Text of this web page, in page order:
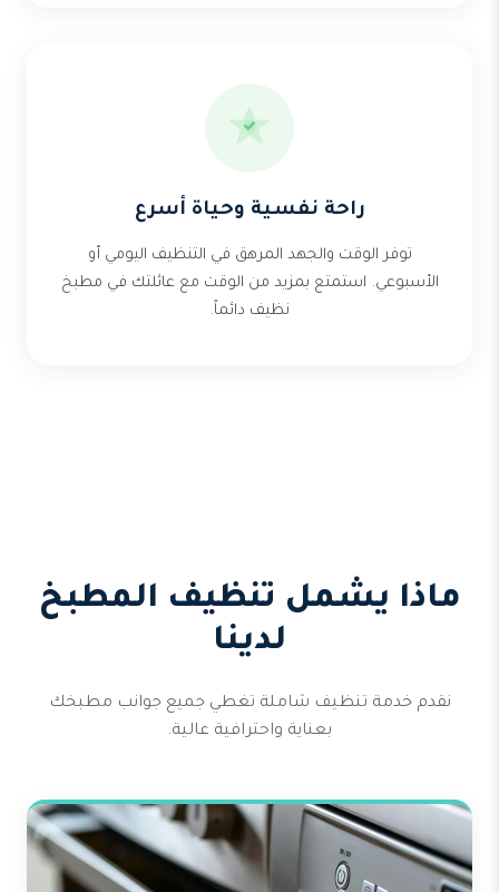
راحة نفسية وحياة أسرع
توفر الوقت والجهد المرهق في التنظيف اليومي أو
الأسبوعي. استمتع بمزيد من الوقت مع عائلتك في مطبخ
نظيف دائماً.
ماذا يشمل تنظيف المطبخ
لدينا
نقدم خدمة تنظيف شاملة تغطي جميع جوانب مطبخك
بعناية واحترافية عالية.